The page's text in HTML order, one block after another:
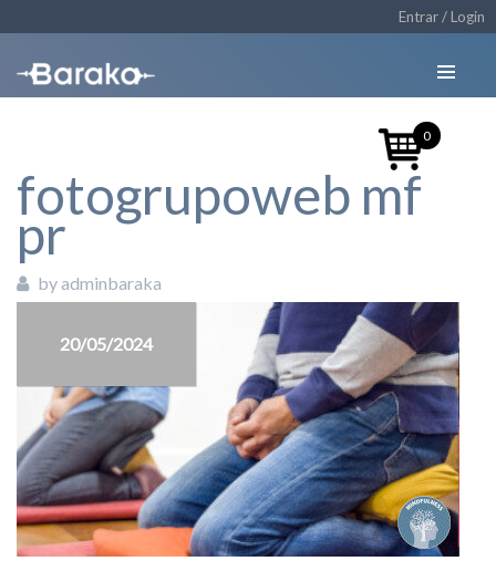
Entrar / Login
fotogrupoweb mf
pr
by adminbaraka
20/05/2024
0